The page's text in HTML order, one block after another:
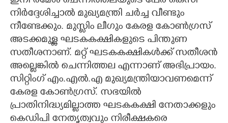
നിർദ്ദേശിച്ചാൽ മുഖ്യമന്ത്രി ചർച്ച വീണ്ടും
നീണ്ടേക്കും. മുസ്ലിം ലീഗും കേരള കോൺഗ്രസ്
അടക്കമുള്ള ഘടകകക്ഷികളുടെ പിന്തുണ
സതീശനാണ്. മറ്റ് ഘടകകക്ഷികൾക്ക് സതീശൻ
അല്ലെങ്കിൽ ചെന്നിത്തല എന്നാണ് അഭിപ്രായം.
സിറ്റിംഗ് എം.എൽ.എ മുഖ്യമന്ത്രിയാവണമെന്ന്
കേരള കോൺഗ്രസ്. സഭയിൽ
പ്രാതിനിദ്ധ്യമില്ലാത്ത ഘടകകക്ഷി നേതാക്കളും
കെഡിപി നേതൃത്വവും നിരീക്ഷകരെ